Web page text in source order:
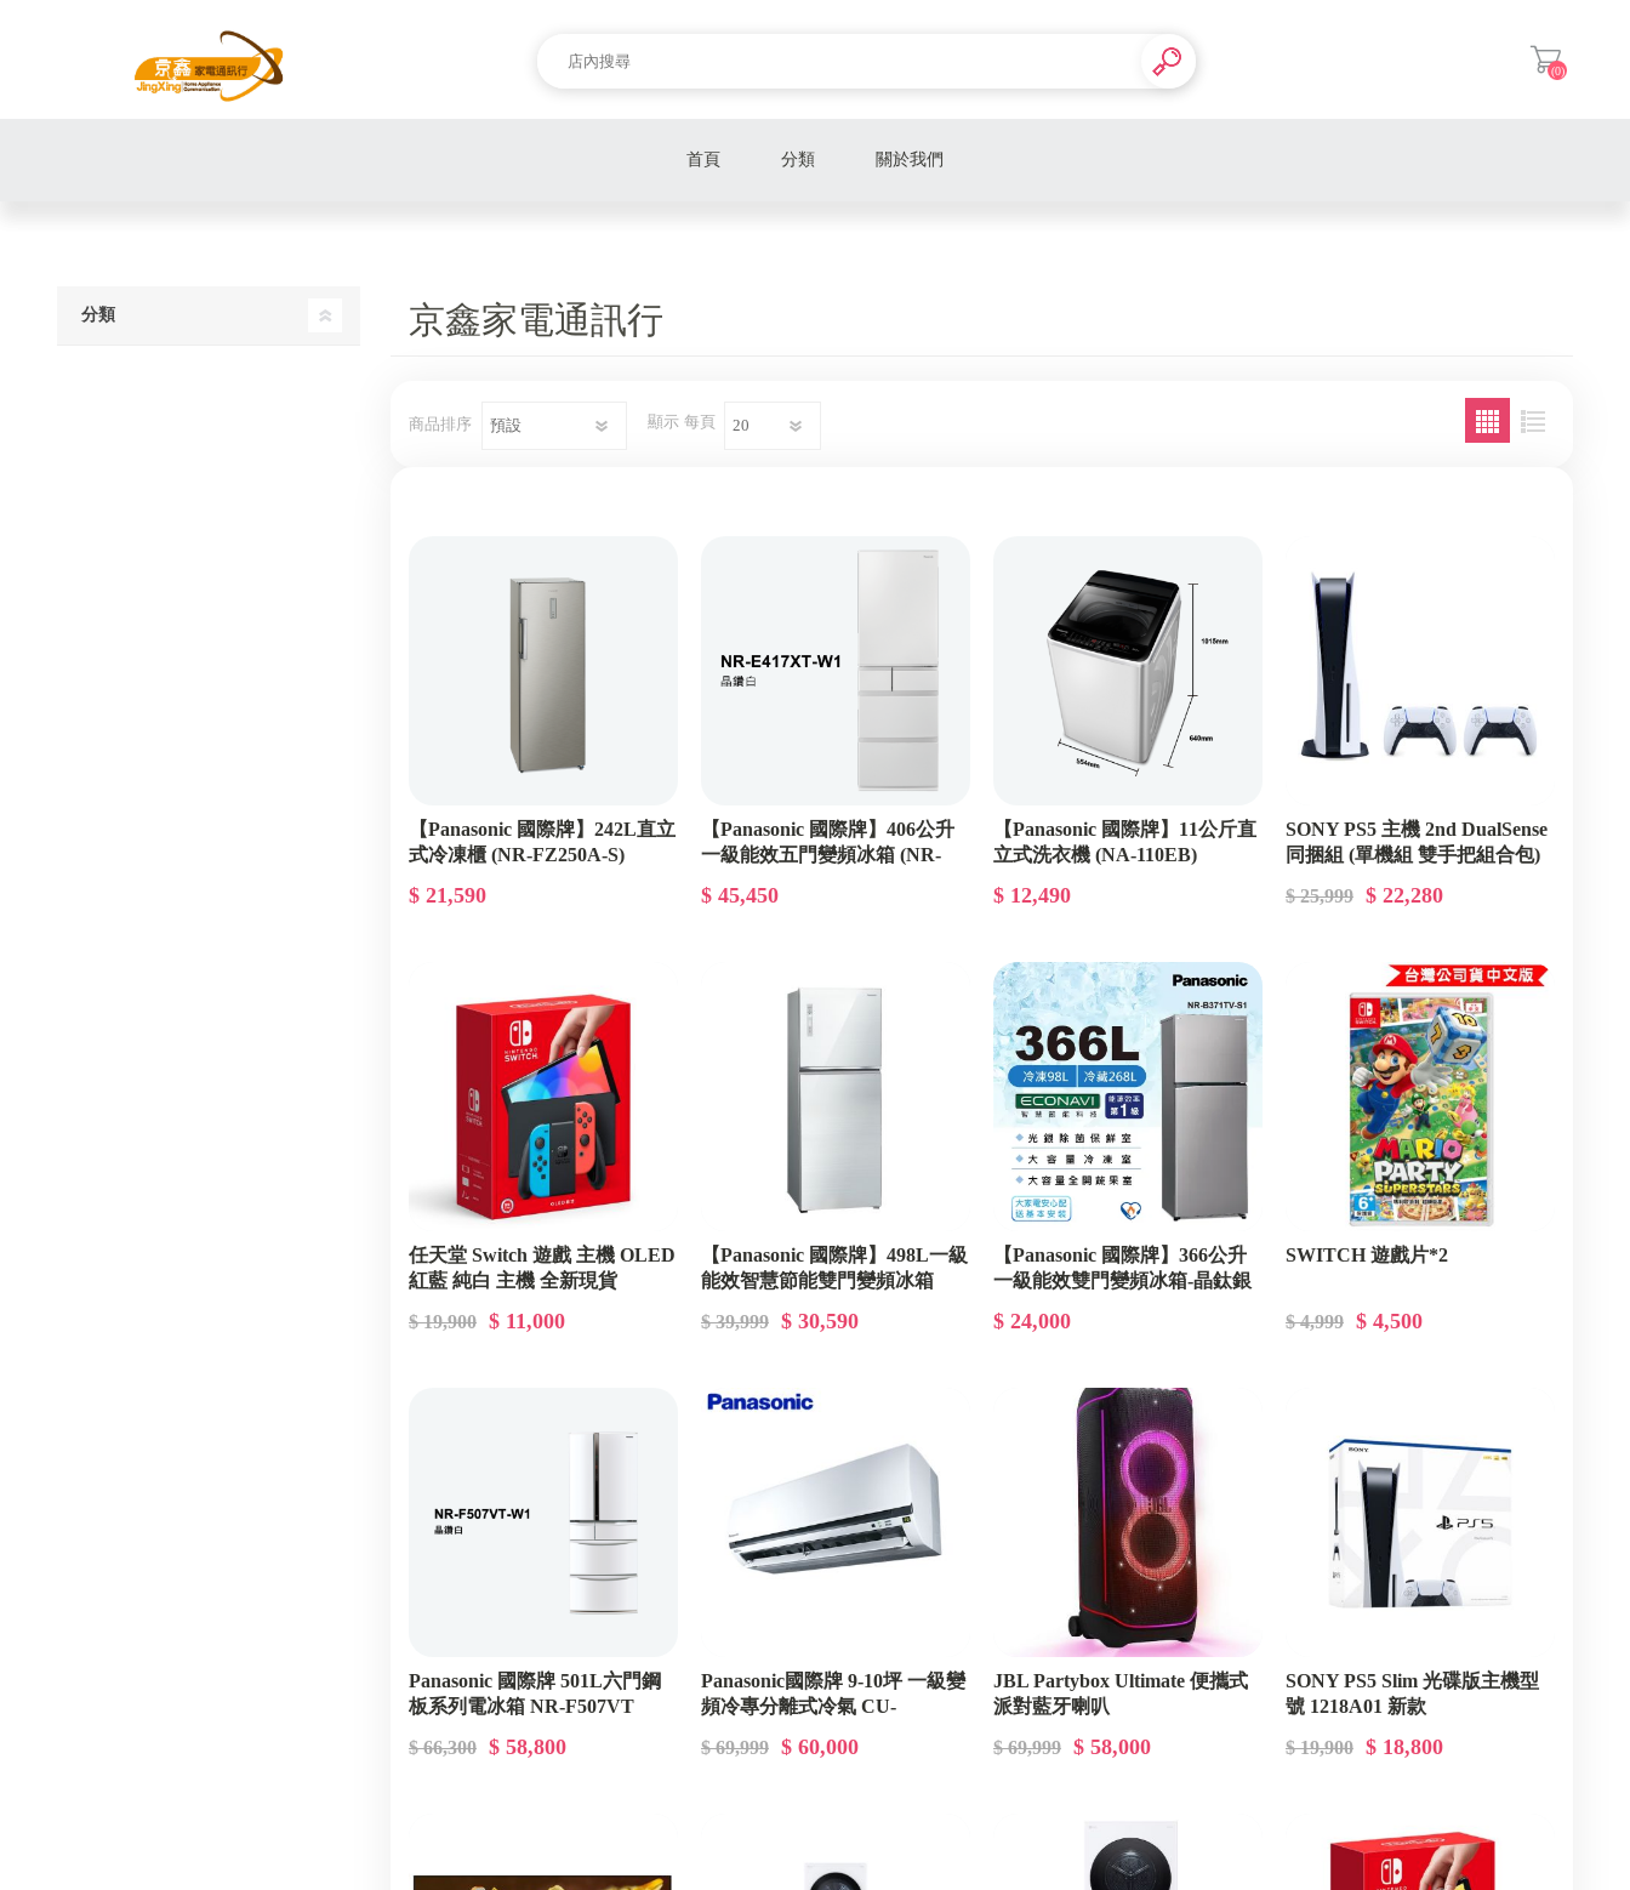
(0)
首頁 分類 關於我們
京鑫家電通訊行
商品排序 顯示 每頁
【Panasonic 國際牌】242L直立
式冷凍櫃 (NR-FZ250A-S)
$ 21,590
【Panasonic 國際牌】406公升
一級能效五門變頻冰箱 (NR-
$ 45,450
【Panasonic 國際牌】11公斤直
立式洗衣機 (NA-110EB)
$ 12,490
SONY PS5 主機 2nd DualSense
同捆組 (單機組 雙手把組合包)
$ 25,999 $ 22,280
任天堂 Switch 遊戲 主機 OLED
紅藍 純白 主機 全新現貨
$ 19,900 $ 11,000
【Panasonic 國際牌】498L一級
能效智慧節能雙門變頻冰箱
$ 39,999 $ 30,590
【Panasonic 國際牌】366公升
一級能效雙門變頻冰箱-晶鈦銀
$ 24,000
SWITCH 遊戲片*2
$ 4,999 $ 4,500
Panasonic 國際牌 501L六門鋼
板系列電冰箱 NR-F507VT
$ 66,300 $ 58,800
Panasonic國際牌 9-10坪 一級變
頻冷專分離式冷氣 CU-
$ 69,999 $ 60,000
JBL Partybox Ultimate 便攜式
派對藍牙喇叭
$ 69,999 $ 58,000
SONY PS5 Slim 光碟版主機型
號 1218A01 新款
$ 19,900 $ 18,800
分類